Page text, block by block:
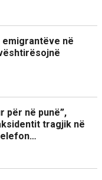
emigrantëve në
për në punë”,
tragjik në